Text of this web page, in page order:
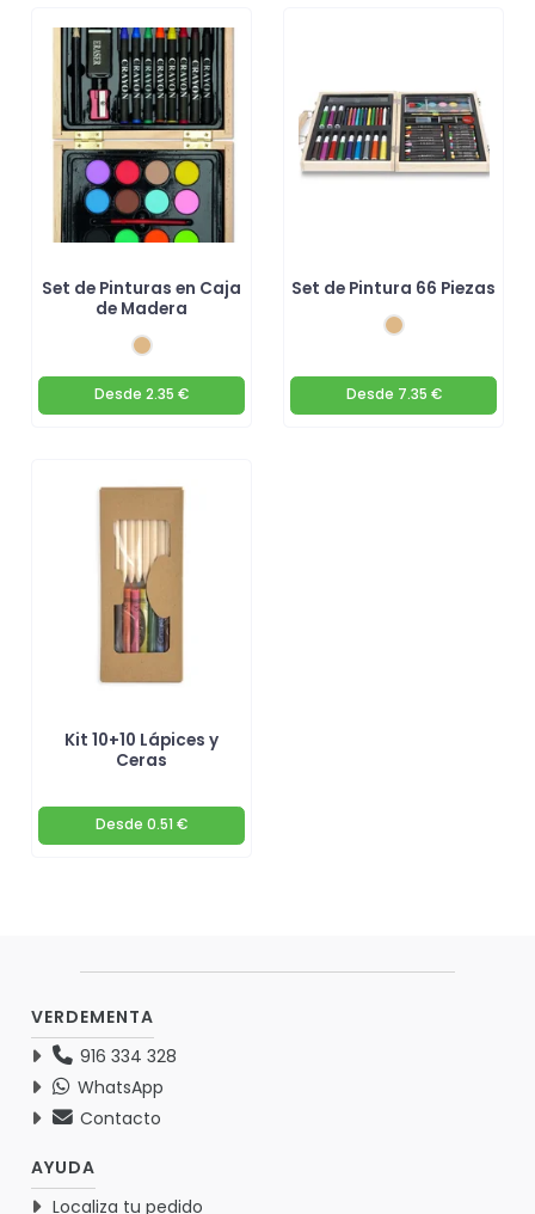
Set de Pinturas en Caja
de Madera
Desde 2.35 €
Set de Pintura 66 Piezas
Desde 7.35 €
Kit 10+10 Lápices y
Ceras
Desde 0.51 €
VERDEMENTA
916 334 328
WhatsApp
Contacto
AYUDA
Localiza tu pedido